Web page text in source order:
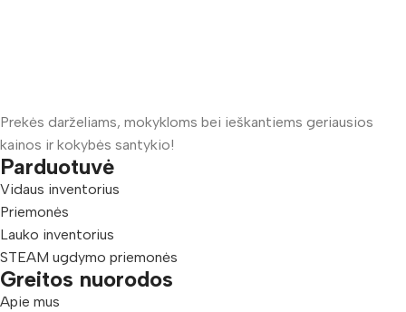
Prekės darželiams, mokykloms bei ieškantiems geriausios
kainos ir kokybės santykio!
Parduotuvė
Vidaus inventorius
Priemonės
Lauko inventorius
STEAM ugdymo priemonės
Greitos nuorodos
Apie mus